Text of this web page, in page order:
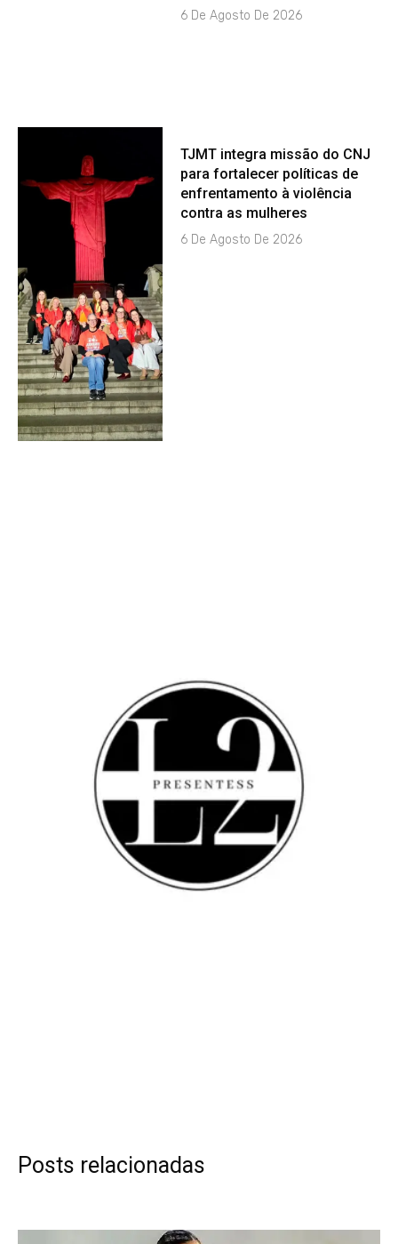
6 De Agosto De 2026
TJMT integra missão do CNJ
para fortalecer políticas de
enfrentamento à violência
contra as mulheres
6 De Agosto De 2026
Posts relacionadas